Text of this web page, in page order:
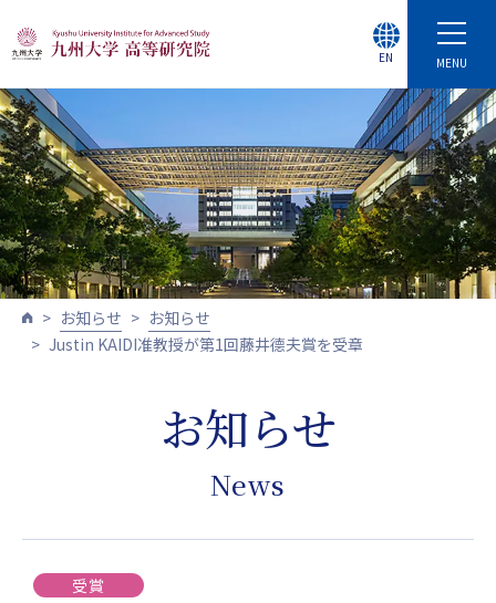
MENU
EN
お知らせ
お知らせ
Justin KAIDI准教授が第1回藤井德夫賞を受章
お知らせ
News
受賞